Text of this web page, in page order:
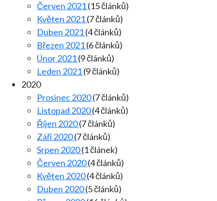
Červen 2021(15 článků)
Květen 2021(7 článků)
Duben 2021(4 článků)
Březen 2021(6 článků)
Únor 2021(9 článků)
Leden 2021(9 článků)
2020
Prosinec 2020(7 článků)
Listopad 2020(4 článků)
Říjen 2020(7 článků)
Září 2020(7 článků)
Srpen 2020(1 článek)
Červen 2020(4 článků)
Květen 2020(4 článků)
Duben 2020(5 článků)